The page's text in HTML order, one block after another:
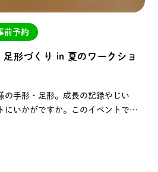
前予約
足形づくり in 夏のワークショ
の手形・足形。成長の記録やじい
にいかがですか。このイベントでは
内で遊んでお待ちいただけます。…